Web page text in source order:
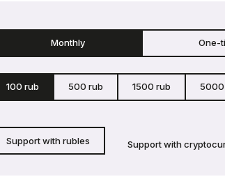
Monthly One-
100 rub 500 rub 1500 rub 5000
Support with rubles Support with